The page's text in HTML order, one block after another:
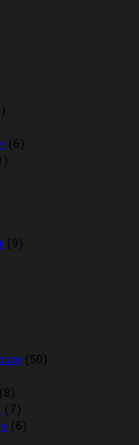
(6)
(9)
(50)
(8)
(7)
(6)